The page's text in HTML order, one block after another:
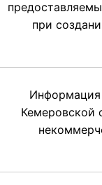
при
Кемеровской